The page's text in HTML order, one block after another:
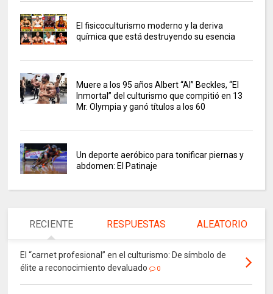
El fisicoculturismo moderno y la deriva
química que está destruyendo su esencia
Muere a los 95 años Albert “Al” Beckles, “El
Inmortal” del culturismo que compitió en 13
Mr. Olympia y ganó títulos a los 60
Un deporte aeróbico para tonificar piernas y
abdomen: El Patinaje
RECIENTE RESPUESTAS ALEATORIO
El “carnet profesional” en el culturismo: De símbolo de
élite a reconocimiento devaluado
0